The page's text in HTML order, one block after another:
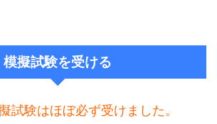
模擬試験を受ける
試験はほぼ必ず受けました。